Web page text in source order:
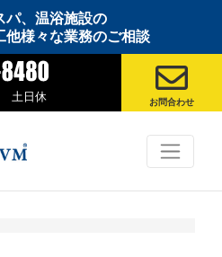
パ、温浴施設の
他様々な業務のご相談
土日休 お問合わせ